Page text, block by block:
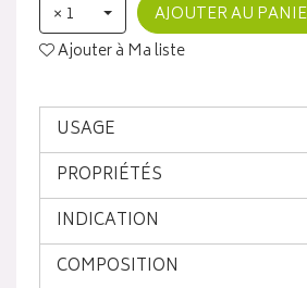
× 1
AJOUTER AU
Ajouter à Ma liste
USAGE
PROPRIÉTÉS
INDICATION
COMPOSITION